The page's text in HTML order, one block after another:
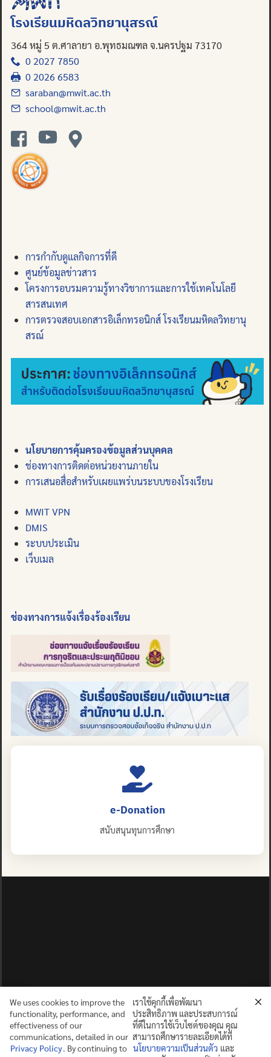
โรงเรียนมหิดลวิทยานุสรณ์
364 หมู่ 5 ต.ศาลายา อ.พุทธมณฑล จ.นครปฐม 73170
0 2027 7850
0 2026 6583
saraban@mwit.ac.th
school@mwit.ac.th
การกำกับดูแลกิจการที่ดี
ศูนย์ข้อมูลข่าวสาร
โครงการอบรมความรู้ทางวิชาการและการใช้เทคโนโลยี
สารสนเทศ
การตรวจสอบเอกสารอิเล็กทรอนิกส์ โรงเรียนมหิดลวิทยานุ
สรณ์
นโยบายการคุ้มครองข้อมูลส่วนบุคคล
ช่องทางการติดต่อหน่วยงานภายใน
การเสนอสื่อสำหรับเผยแพร่บนระบบของโรงเรียน
MWIT VPN
DMIS
ระบบประเมิน
เว็บเมล
ช่องทางการแจ้งเรื่องร้องเรียน
e-Donation
สนับสนุนทุนการศึกษา
We uses cookies to improve the
functionality, performance, and
effectiveness of our
communications, detailed in our
Privacy Policy. By continuing to
เราใช้คุกกี้เพื่อพัฒนา
ประสิทธิภาพ และประสบการณ์
ที่ดีในการใช้เว็บไซต์ของคุณ คุณ
สามารถศึกษารายละเอียดได้ที่
นโยบายความเป็นส่วนตัว และ